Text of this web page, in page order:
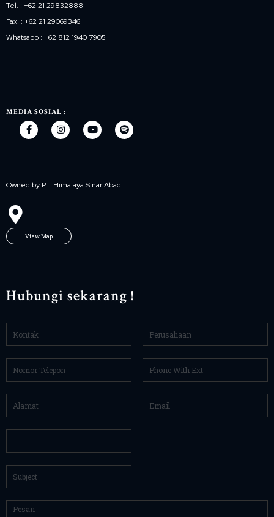
Tel. : +62 21 29832888
Fax. : +62 21 29069346
Whatsapp : +62 812 1940 7905
MEDIA SOSIAL :
Owned by PT. Himalaya Sinar Abadi
View Map
Hubungi sekarang !